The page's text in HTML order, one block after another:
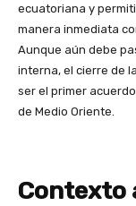
ecuatoriana y
manera inmediata
Aunque aún debe
interna, el cierre de
ser el primer
de Medio Oriente.
Contexto